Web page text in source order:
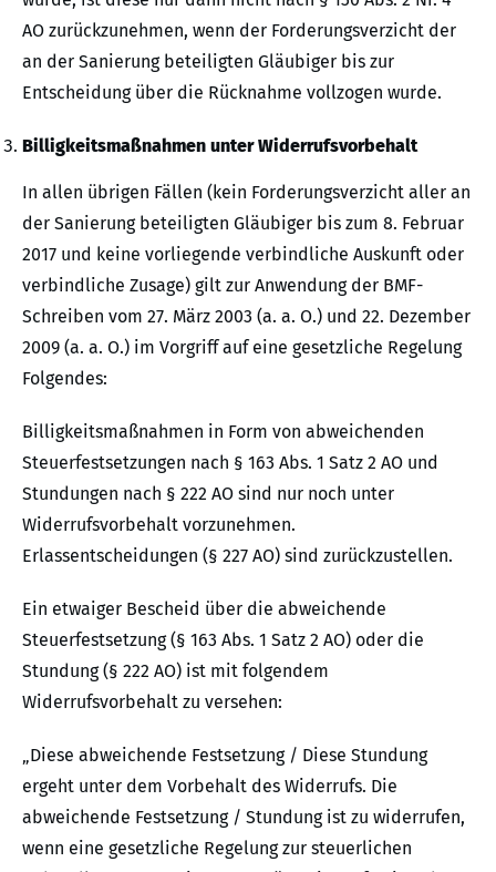
AO zurückzunehmen, wenn der Forderungsverzicht der
an der Sanierung beteiligten Gläubiger bis zur
Entscheidung über die Rücknahme vollzogen wurde.
Billigkeitsmaßnahmen unter Widerrufsvorbehalt
In allen übrigen Fällen (kein Forderungsverzicht aller an
der Sanierung beteiligten Gläubiger bis zum 8. Februar
2017 und keine vorliegende verbindliche Auskunft oder
verbindliche Zusage) gilt zur Anwendung der BMF-
Schreiben vom 27. März 2003 (a. a. O.) und 22. Dezember
2009 (a. a. O.) im Vorgriff auf eine gesetzliche Regelung
Folgendes:
Billigkeitsmaßnahmen in Form von abweichenden
Steuerfestsetzungen nach § 163 Abs. 1 Satz 2 AO und
Stundungen nach § 222 AO sind nur noch unter
Widerrufsvorbehalt vorzunehmen.
Erlassentscheidungen (§ 227 AO) sind zurückzustellen.
Ein etwaiger Bescheid über die abweichende
Steuerfestsetzung (§ 163 Abs. 1 Satz 2 AO) oder die
Stundung (§ 222 AO) ist mit folgendem
Widerrufsvorbehalt zu versehen:
„Diese abweichende Festsetzung / Diese Stundung
ergeht unter dem Vorbehalt des Widerrufs. Die
abweichende Festsetzung / Stundung ist zu widerrufen,
wenn eine gesetzliche Regelung zur steuerlichen